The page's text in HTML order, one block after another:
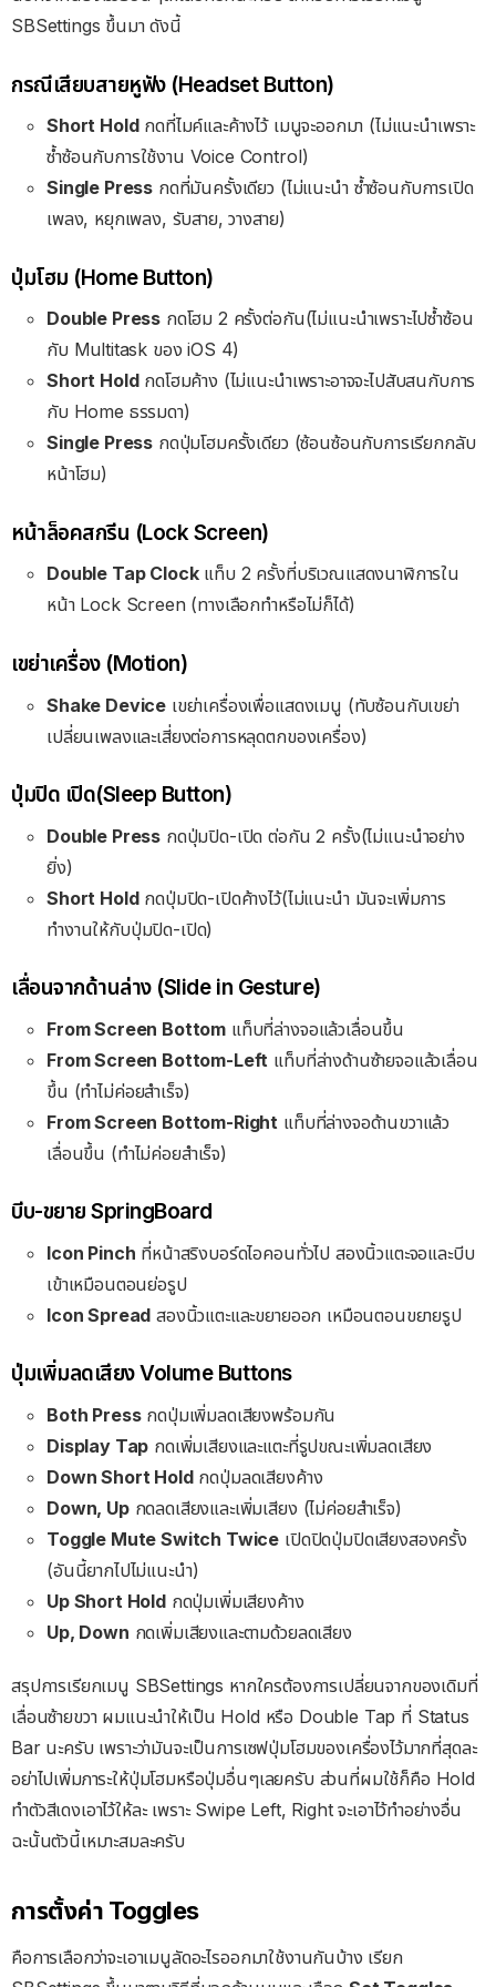
SBSettings ขึ้นมา ดังนี้
กรณีเสียบสายหูฟัง (Headset Button)
Short Holdกดที่ไมค์และค้างไว้ เมนูจะออกมา (ไม่แนะนำเพราะ
ซ้ำซ้อนกับการใช้งาน Voice Control)
Single Press กดที่มันครั้งเดียว (ไม่แนะนำ ซ้ำซ้อนกับการเปิด
เพลง, หยุกเพลง, รับสาย, วางสาย)
ปุ่มโฮม (Home Button)
Double Press กดโฮม 2 ครั้งต่อกัน(ไม่แนะนำเพราะไปซ้ำซ้อน
กับ Multitask ของ iOS 4)
Short Holdกดโฮมค้าง (ไม่แนะนำเพราะอาจจะไปสับสนกับการ
กับ Home ธรรมดา)
Single Press กดปุ่มโฮมครั้งเดียว (ซ้อนซ้อนกับการเรียกกลับ
หน้าโฮม)
หน้าล็อคสกรีน (Lock Screen)
Double Tap Clockแท็บ 2 ครั้งที่บริเวณแสดงนาฬิการใน
หน้า Lock Screen (ทางเลือกทำหรือไม่ก็ได้)
เขย่าเครื่อง (Motion)
Shake Device เขย่าเครื่องเพื่อแสดงเมนู (ทับซ้อนกับเขย่า
เปลี่ยนเพลงและเสี่ยงต่อการหลุดตกของเครื่อง)
ปุ่มปิด เปิด(Sleep Button)
Double Press กดปุ่มปิด-เปิด ต่อกัน 2 ครั้ง(ไม่แนะนำอย่าง
ยิ่ง)
Short Holdกดปุ่มปิด-เปิดค้างไว้(ไม่แนะนำ มันจะเพิ่มการ
ทำงานให้กับปุ่มปิด-เปิด)
เลื่อนจากด้านล่าง (Slide in Gesture)
From Screen Bottom แท็บที่ล่างจอแล้วเลื่อนขึ้น
From Screen Bottom-Left แท็บที่ล่างด้านซ้ายจอแล้วเลื่อน
ขึ้น (ทำไม่ค่อยสำเร็จ)
From Screen Bottom-Right แท็บที่ล่างจอด้านขวาแล้ว
เลื่อนขึ้น (ทำไม่ค่อยสำเร็จ)
บีบ-ขยาย SpringBoard
Icon Pinch ที่หน้าสริงบอร์ดไอคอนทั่วไป สองนิ้วแตะจอและบีบ
เข้าเหมือนตอนย่อรูป
Icon Spread สองนิ้วแตะและขยายออก เหมือนตอนขยายรูป
ปุ่มเพิ่มลดเสียง Volume Buttons
Both Pressกดปุ่มเพิ่มลดเสียงพร้อมกัน
Display Tap กดเพิ่มเสียงและแตะที่รูปขณะเพิ่มลดเสียง
Down Short Holdกดปุ่มลดเสียงค้าง
Down, Upกดลดเสียงและเพิ่มเสียง (ไม่ค่อยสำเร็จ)
Toggle Mute Switch Twice เปิดปิดปุ่มปิดเสียงสองครั้ง
(อันนี้ยากไปไม่แนะนำ)
Up Short Holdกดปุ่มเพิ่มเสียงค้าง
Up, Down กดเพิ่มเสียงและตามด้วยลดเสียง
สรุปการเรียกเมนู SBSettings หากใครต้องการเปลี่ยนจากของเดิมที่
เลื่อนซ้ายขวา ผมแนะนำให้เป็น Hold หรือ Double Tap ที่ Status
Bar นะครับ เพราะว่ามันจะเป็นการเซฟปุ่มโฮมของเครื่องไว้มากที่สุดละ
อย่าไปเพิ่มภาระให้ปุ่มโฮมหรือปุ่มอื่นๆเลยครับ ส่วนที่ผมใช้ก็คือ Hold
ทำตัวสีเดงเอาไว้ให้ละ เพราะ Swipe Left, Right จะเอาไว้ทำอย่างอื่น
ฉะนั้นตัวนี้เหมาะสมละครับ
การตั้งค่า Toggles
คือการเลือกว่าจะเอาเมนูลัดอะไรออกมาใช้งานกันบ้าง เรียก